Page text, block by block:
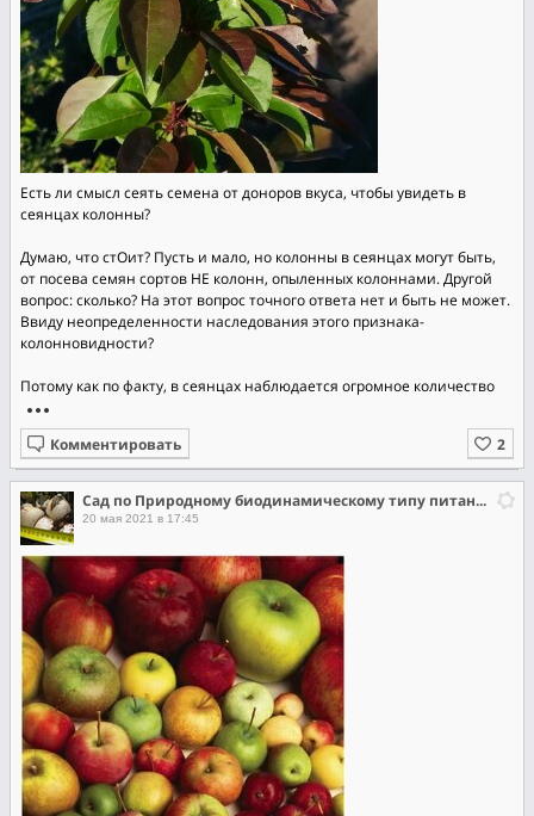
Есть ли смысл сеять семена от доноров вкуса, чтобы увидеть в
сеянцах колонны?
Думаю, что стОит? Пусть и мало, но колонны в сеянцах могут быть,
от посева семян сортов НЕ колонн, опыленных колоннами. Другой
вопрос: сколько? На этот вопрос точного ответа нет и быть не может.
Ввиду неопределенности наследования этого признака-
колонновидности?
Потому как по факту, в сеянцах наблюдается огромное количество
Комментировать
Сад по Природному биодинамическому типу питания растений.
20 мая 2021 в 17:45